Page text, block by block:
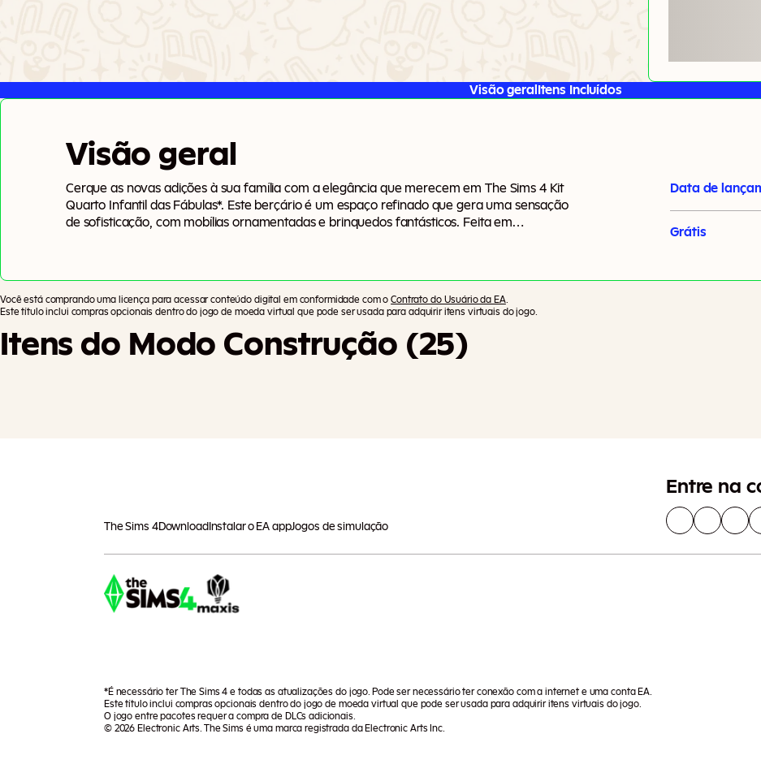
Visão geral Itens Incluídos
Visão geral
Cerque as novas adições à sua família com a elegância que merecem em The Sims 4 Kit
Quarto Infantil das Fábulas*. Este berçário é um espaço refinado que gera uma sensação
de sofisticação, com mobílias ornamentadas e brinquedos fantásticos. Feita em
Data de
Grátis
Você está comprando uma licença para acessar conteúdo digital em conformidade com oContrato do Usuário da EA.
Este título inclui compras opcionais dentro do jogo de moeda virtual que pode ser usada para adquirir itens virtuais do jogo.
Itens do Modo Construção (25)
The Sims 4Download Instalar o EA appJogos de simulação
Entre na
*É necessário ter The Sims 4 e todas as atualizações do jogo. Pode ser necessário ter conexão com a internet e uma conta EA.
Este título inclui compras opcionais dentro do jogo de moeda virtual que pode ser usada para adquirir itens virtuais do jogo.
O jogo entre pacotes requer a compra de DLCs adicionais.
© 2026 Electronic Arts. The Sims é uma marca registrada da Electronic Arts Inc.